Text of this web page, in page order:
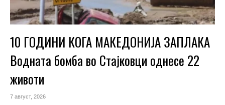
10 ГОДИНИ КОГА МАКЕДОНИЈА ЗАПЛАКА
Водната бомба во Стајковци однесе 22
животи
7 август, 2026